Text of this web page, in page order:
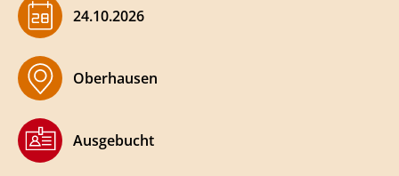
​24.10.2026
Oberhausen
Ausgebucht